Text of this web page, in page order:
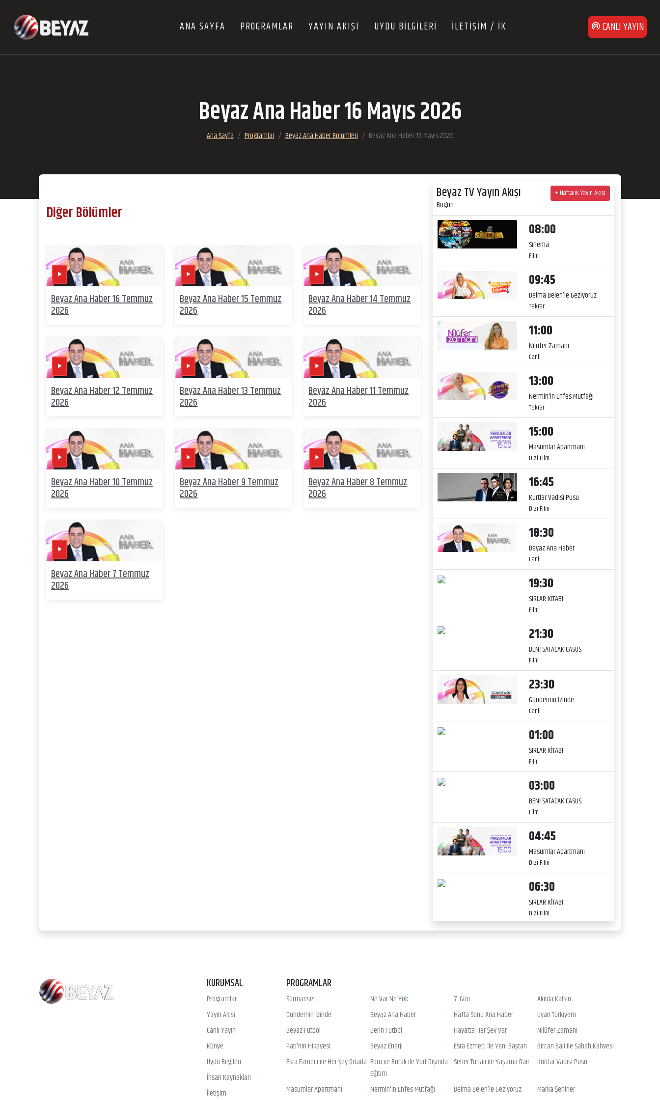
ANA SAYFA PROGRAMLAR YAYIN AKIŞI UYDU BİLGİLERİ İLETİŞİM / İK CANLI YAYIN
Beyaz Ana Haber 16 Mayıs 2026
Ana Sayfa Programlar Beyaz Ana Haber Bölümleri Beyaz Ana Haber 16 Mayıs 2026
Diğer Bölümler
Beyaz Ana Haber 16 Temmuz
2026
Beyaz Ana Haber 15 Temmuz
2026
Beyaz Ana Haber 14 Temmuz
2026
Beyaz Ana Haber 12 Temmuz
2026
Beyaz Ana Haber 13 Temmuz
2026
Beyaz Ana Haber 11 Temmuz
2026
Beyaz Ana Haber 10 Temmuz
2026
Beyaz Ana Haber 9 Temmuz
2026
Beyaz Ana Haber 8 Temmuz
2026
Beyaz Ana Haber 7 Temmuz
2026
Beyaz TV Yayın Akışı
Bugün
+ Haftalık Yayın Akışı
08:00
Sinema
Film
09:45
Belma Belen’le Geziyoruz
Tekrar
11:00
Nilüfer Zamanı
Canlı
13:00
Nermin'in Enfes Mutfağı
Tekrar
15:00
Masumlar Apartmanı
Dizi Film
16:45
Kurtlar Vadisi Pusu
Dizi Film
18:30
Beyaz Ana Haber
Canlı
19:30
SIRLAR KİTABI
Film
21:30
BENİ SATACAK CASUS
Film
23:30
Gündemin İzinde
Canlı
01:00
SIRLAR KİTABI
Film
03:00
BENİ SATACAK CASUS
Film
04:45
Masumlar Apartmanı
Dizi Film
06:30
SIRLAR KİTABI
Dizi Film
KURUMSAL
Programlar
Yayın Akışı
Canlı Yayın
Künye
Uydu Bilgileri
İnsan Kaynakları
İletişim
PROGRAMLAR
Sürmanşet Ne Var Ne Yok 7. Gün
Akılda Kalsın
Gündemin İzinde
Beyaz Ana Haber Hafta Sonu Ana Haber
Uyan Türkiyem
Beyaz Futbol
Derin Futbol Hayatta Her Şey Var
Nilüfer Zamanı
Pati'nin Hikayesi
Beyaz Enerji Esra Ezmeci İle Yeni Baştan
Bircan Bali ile Sabah Kahvesi
Esra Ezmeci ile Her Şey Ortada Ebru ve Burak ile Yurt Dışında
Eğitim
Seher Tunalı ile Yaşama Dair Kurtlar Vadisi Pusu
Masumlar Apartmanı Nermin'in Enfes Mutfağı Belma Belen’le Geziyoruz
Marka Şehirler